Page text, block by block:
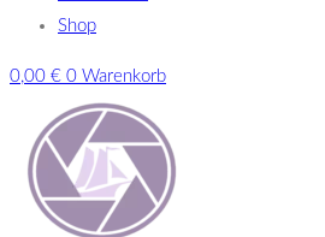
Shop
0,00 € 0 Warenkorb